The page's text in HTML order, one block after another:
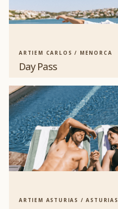
ARTIEM CARLOS / MENORCA
Day Pass
ARTIEM ASTURIAS / ASTURIAS